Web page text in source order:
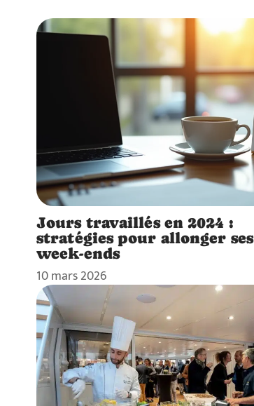
Jours travaillés en 2024 :
stratégies pour allonger ses
week-ends
10 mars 2026